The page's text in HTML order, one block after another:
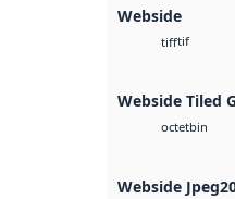
Webside
tifftif
Webside Tiled
octetbin
Webside